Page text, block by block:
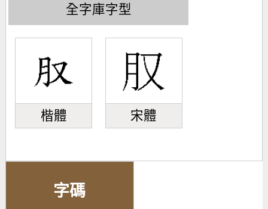
全字庫字型
楷體 宋體
字碼